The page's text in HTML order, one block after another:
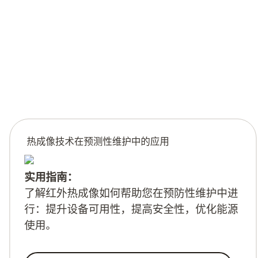
热成像技术在预测性维护中的应用
实用指南：
了解红外热成像如何帮助您在预防性维护中进
行：提升设备可用性，提高安全性，优化能源
使用。